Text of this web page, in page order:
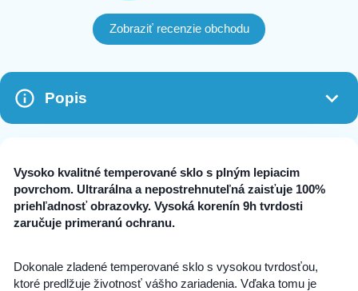
Zobraziť recenzie obchodu
Popis
Vysoko kvalitné temperované sklo s plným lepiacim
povrchom. Ultrarálna a nepostrehnuteľná zaisťuje 100%
priehľadnosť obrazovky. Vysoká korenín 9h tvrdosti
zaručuje primeranú ochranu.
Dokonale zladené temperované sklo s vysokou tvrdosťou,
ktoré predlžuje životnosť vášho zariadenia. Vďaka tomu je